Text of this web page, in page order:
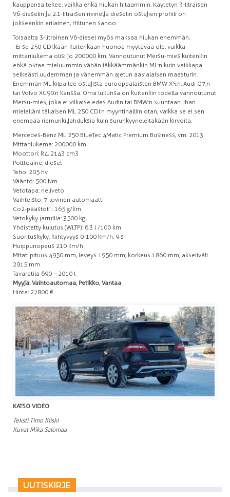
kauppansa tekee, vaikka ehkä hiukan hitaammin. Käytetyn 3-litraisen
V6-dieselin ja 2.1-litraisen rivineljä dieselin ostajien profiili on
jokseenkin erilainen, Hiltunen sanoo.
Toisaalta 3-litrainen V6-diesel myös maksaa hiukan enemmän.
–Ei se 250 CDI:kään kuitenkaan huonoa myytävää ole, vaikka
mittarilukema olisi jo 200 000 km. Vannoutunut Mersu-mies kuitenkin
ehkä ostaa mieluummin vähän iäkkäämmänkin ML:n kuin vaikkapa
selkeästi uudemman ja vähemmän ajetun aasialaisen maasturin.
Enemmän ML kilpailee ostajista eurooppalaisten BMW X5:n, Audi Q7:n
tai Volvo XC90:n kanssa. Oma lukunsa on kuitenkin todella vannoutunut
Mersu-mies, joka ei vilkaise edes Audin tai BMW:n suuntaan. Ihan
mielelläni tällaisen ML 250 CDI:n myyntihalliin otan, vaikka se ei sen
enempää riemunkiljahduksia kuin surunkyyneleitäkään kirvoita.
Mercedes-Benz ML 250 BlueTec 4Matic Premium Business, vm. 2013
Mittarilukema: 200 000 km
Moottori: R4, 2143 cm3
Polttoaine: diesel
Teho: 205 hv
Vääntö: 500 Nm
Vetotapa: neliveto
Vaihteisto: 7-lovinen automaatti
Co2-päästöt¨: 165 g/km
Vetokyky jarruilla: 3500 kg
Yhdistetty kulutus (WLTP): 6.3 l /100 km
Suorituskyky: kiihtyvyys 0-100 km/h: 9 s
Huippunopeus 210 km/h
Mitat: pituus 4950 mm, leveys 1950 mm, korkeus 1860 mm, akseliväli
2915 mm
Tavaratila 690 – 2010 l
Myyjä: Vaihtoautomaa, Petikko, Vantaa
Hinta: 27 800 €
KATSO VIDEO
Teksti Timo Kiiski
Kuvat Mika Salomaa
UUTISKIRJE